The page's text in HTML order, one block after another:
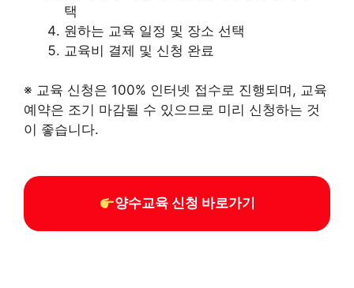
택​
원하는 교육 일정 및 장소 선택​
교육비 결제 및 신청 완료​
※ 교육 신청은 100% 인터넷 접수로 진행되며, 교육
예약은 조기 마감될 수 있으므로 미리 신청하는 것
이 좋습니다.
양수교육 신청 바로가기